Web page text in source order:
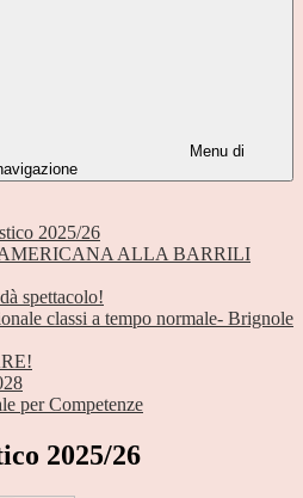
Menu di
2025/26
ALLA BARRILI
spettacolo!
classi a tempo normale- Brignole
per Competenze
2025/26